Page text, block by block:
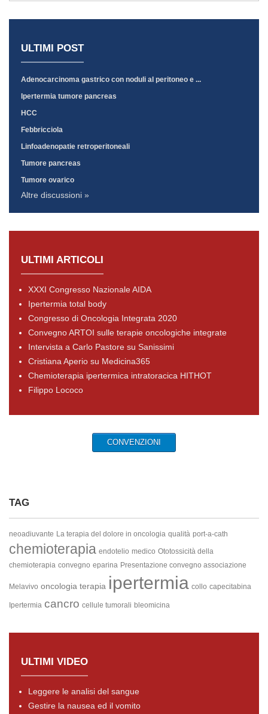
ULTIMI POST
Adenocarcinoma gastrico con noduli al peritoneo e ...
Ipertermia tumore pancreas
HCC
Febbricciola
Linfoadenopatie retroperitoneali
Tumore pancreas
Tumore ovarico
Altre discussioni »
ULTIMI ARTICOLI
XXXI Congresso Nazionale AIDA
Ipertermia total body
Congresso di Oncologia Integrata 2020
Convegno ARTOI sulle terapie oncologiche integrate
Intervista a Carlo Pastore su Sanissimi
Cristiana Aperio su Medicina365
Chemioterapia ipertermica intratoracica HITHOT
Filippo Lococo
CONVENZIONI
TAG
neoadiuvante La terapia del dolore in oncologia qualità port-a-cath
chemioterapia endotelio medico Ototossicità della
chemioterapia convegno eparina Presentazione convegno associazione
Melavivo oncologia terapia ipertermia collo capecitabina
Ipertermia cancro cellule tumorali bleomicina
ULTIMI VIDEO
Leggere le analisi del sangue
Gestire la nausea ed il vomito